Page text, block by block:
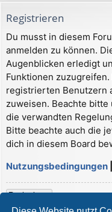
Registrieren
Du musst in diesem
anmelden zu können.
Augenblicken erledigt
Funktionen
registrierten Benutzern
zuweisen. Beachte
die verwandten
Bitte beachte auch die
dich in diesem Board
Nutzungsbedingungen
Registrieren